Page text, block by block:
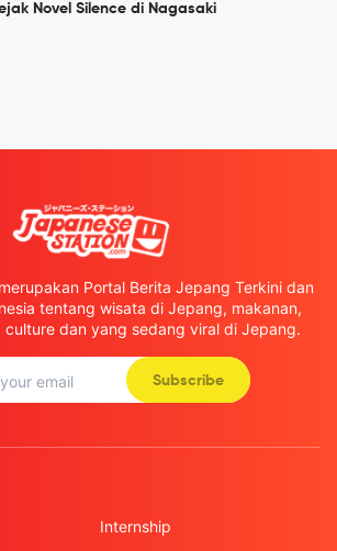
Novel Silence di Nagasaki
Portal Berita Jepang Terkini dan
tentang wisata di Jepang, makanan,
dan yang sedang viral di Jepang.
Subscribe
Internship